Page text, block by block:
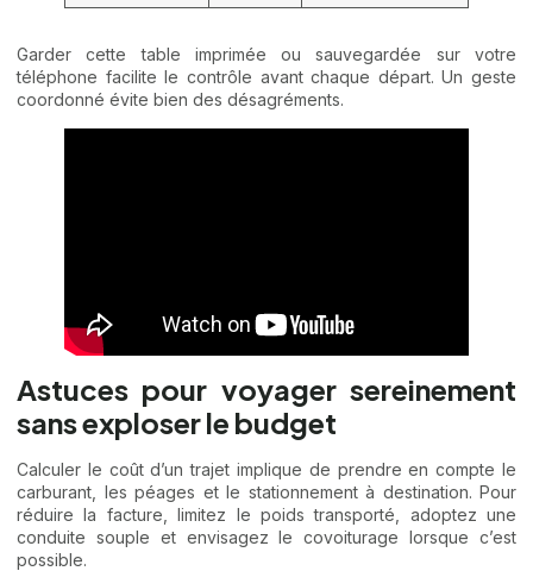
Garder cette table imprimée ou sauvegardée sur votre
téléphone facilite le contrôle avant chaque départ. Un geste
coordonné évite bien des désagréments.
Astuces pour voyager sereinement
sans exploser le budget
Calculer le coût d’un trajet implique de prendre en compte le
carburant, les péages et le stationnement à destination. Pour
réduire la facture, limitez le poids transporté, adoptez une
conduite souple et envisagez le covoiturage lorsque c’est
possible.